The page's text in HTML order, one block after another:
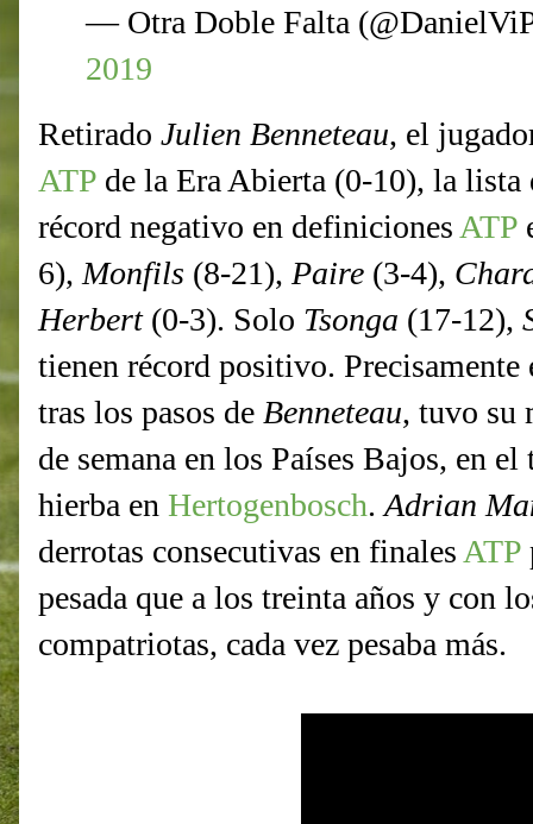
— Otra Doble Falta
2019
Retirado Julien Benneteau, el
ATP de la Era Abierta (0-10), la lista
récord negativo en definiciones ATP
6), Monfils (8-21), Paire (3-4),
Herbert (0-3). Solo Tsonga (17-12),
tienen récord positivo.
tras los pasos de Benneteau, tuvo su
de semana en los Países Bajos, en
hierba en Hertogenbosch. Adrian
derrotas consecutivas en finales ATP
pesada que a los treinta años y con
compatriotas, cada vez pesaba más.